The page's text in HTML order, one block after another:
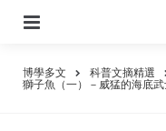
博學多文 科普文摘精選
獅子魚（一）－威猛的海底